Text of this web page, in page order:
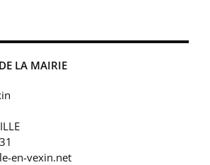
LA MAIRIE
en-vexin.net